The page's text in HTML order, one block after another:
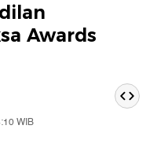
Awards
WIB